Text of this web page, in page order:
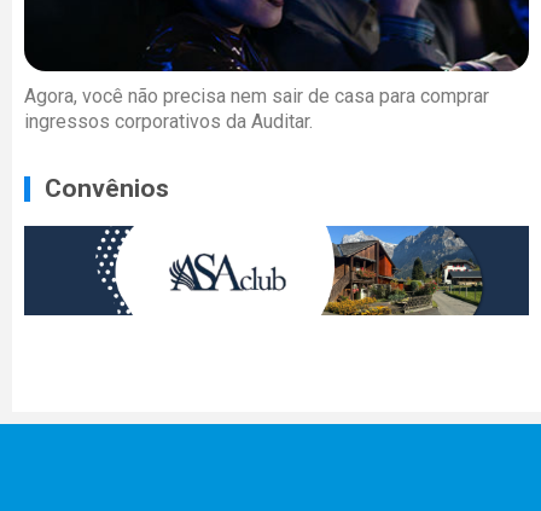
Agora, você não precisa nem sair de casa para comprar
ingressos corporativos da Auditar.
Convênios